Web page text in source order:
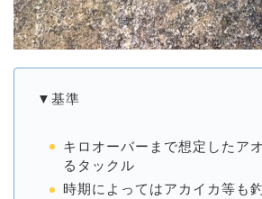
▼基準
キロオーバーまで想定したア
るタックル
時期によってはアカイカ等も